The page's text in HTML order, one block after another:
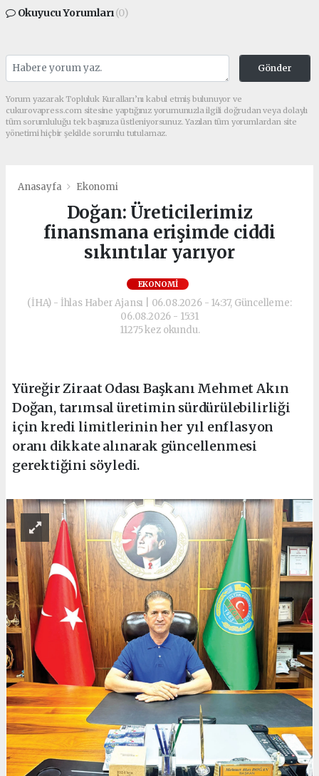
Okuyucu Yorumları(0)
Gönder
Yorum yazarak Topluluk Kuralları’nı kabul etmiş bulunuyor ve
cukurovapress.com sitesine yaptığınız yorumunuzla ilgili doğrudan veya dolaylı
tüm sorumluluğu tek başınıza üstleniyorsunuz. Yazılan tüm yorumlardan site
yönetimi hiçbir şekilde sorumlu tutulamaz.
Anasayfa Ekonomi
Doğan: Üreticilerimiz
finansmana erişimde ciddi
sıkıntılar yarıyor
EKONOMI
(İHA) - İhlas Haber Ajansı | 06.08.2026 - 14:37, Güncelleme:
06.08.2026 - 15:31
11275 kez okundu.
Yüreğir Ziraat Odası Başkanı Mehmet Akın
Doğan, tarımsal üretimin sürdürülebilirliği
için kredi limitlerinin her yıl enflasyon
oranı dikkate alınarak güncellenmesi
gerektiğini söyledi.